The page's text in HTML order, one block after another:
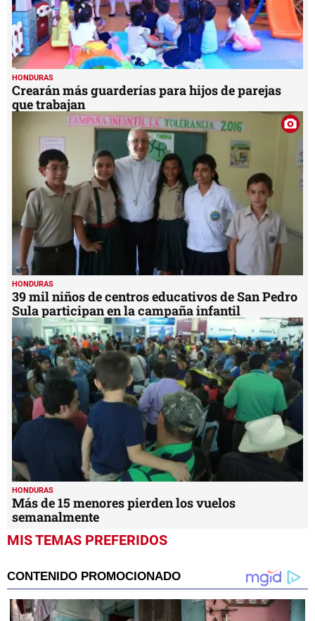
HONDURAS
Crearán más guarderías para hijos de parejas
que trabajan
HONDURAS
39 mil niños de centros educativos de San Pedro
Sula participan en la campaña infantil
HONDURAS
Más de 15 menores pierden los vuelos
semanalmente
MIS TEMAS PREFERIDOS